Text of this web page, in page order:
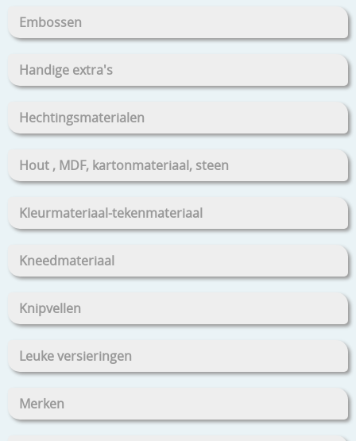
Embossen
Handige extra's
Hechtingsmaterialen
Hout , MDF, kartonmateriaal, steen
Kleurmateriaal-tekenmateriaal
Kneedmateriaal
Knipvellen
Leuke versieringen
Merken